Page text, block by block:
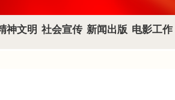
神文明 社会宣传 新闻出版 电影工作